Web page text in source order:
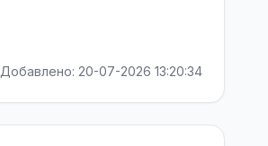
Добавлено: 20-07-2026 13:20:34